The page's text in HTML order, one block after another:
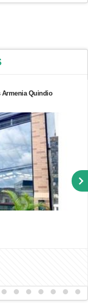
Armenia Quindio